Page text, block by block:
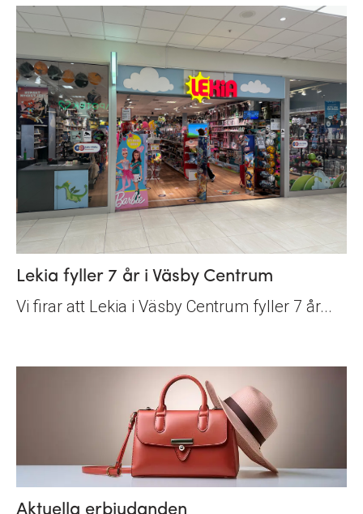
Lekia fyller 7 år i Väsby Centrum
Vi firar att Lekia i Väsby Centrum fyller 7 år...